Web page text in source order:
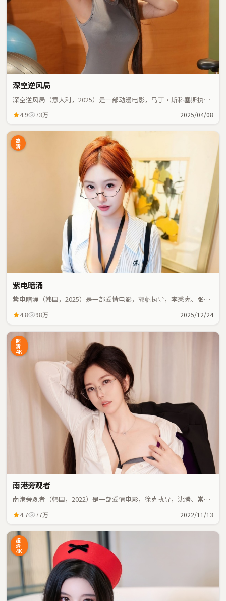
深空逆风局
深空逆风局（意大利，2025）是一部动漫电影，马丁·斯科塞斯执
凑。
4.9 73万 2025/04/08
高
清
紫电暗涌
紫电暗涌（韩国，2025）是一部爱情电影，郭帆执导，李秉宪、张国
4.8 98万 2025/12/24
超
清
4K
南港旁观者
南港旁观者（韩国，2022）是一部爱情电影，徐克执导，沈腾、常远
4.7 77万 2022/11/13
超
清
4K